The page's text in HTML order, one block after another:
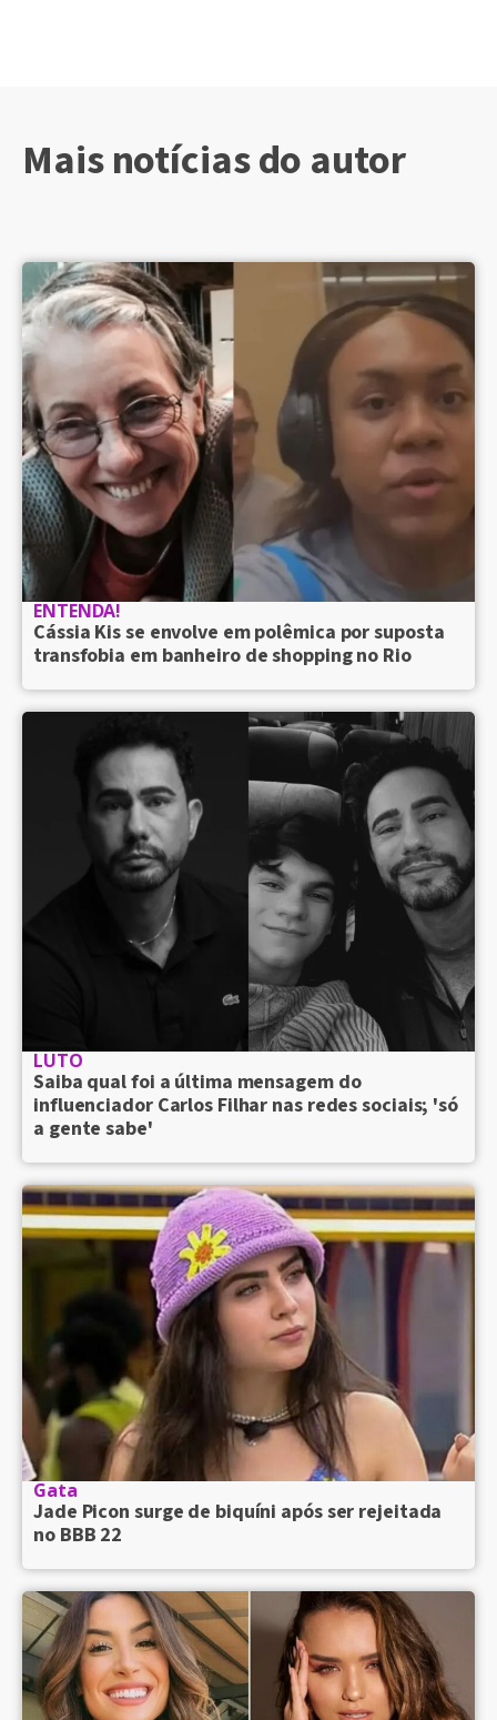
Mais notícias do autor
ENTENDA!
Cássia Kis se envolve em polêmica por suposta
transfobia em banheiro de shopping no Rio
LUTO
Saiba qual foi a última mensagem do
influenciador Carlos Filhar nas redes sociais; 'só
a gente sabe'
Gata
Jade Picon surge de biquíni após ser rejeitada
no BBB 22